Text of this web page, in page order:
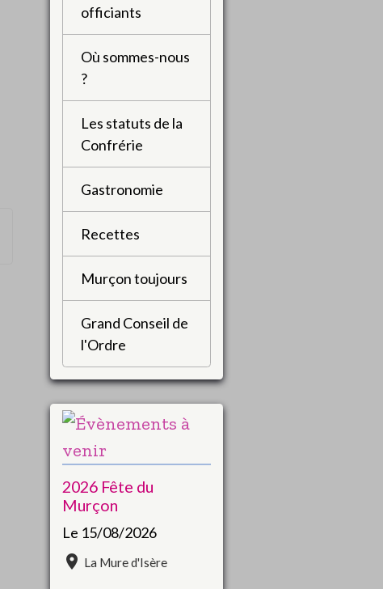
officiants
Où sommes-nous
?
Les statuts de la
Confrérie
Gastronomie
Recettes
Murçon toujours
Grand Conseil de
l'Ordre
2026 Fête du
Murçon
Le 15/08/2026
La Mure d'Isère